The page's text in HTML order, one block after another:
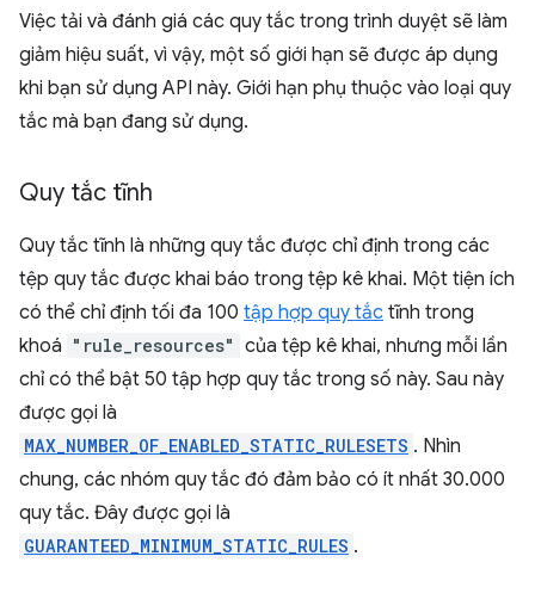
Việc tải và đánh giá các quy tắc trong trình duyệt sẽ làm
giảm hiệu suất, vì vậy, một số giới hạn sẽ được áp dụng
khi bạn sử dụng API này. Giới hạn phụ thuộc vào loại quy
tắc mà bạn đang sử dụng.
Quy tắc tĩnh
Quy tắc tĩnh là những quy tắc được chỉ định trong các
tệp quy tắc được khai báo trong tệp kê khai. Một tiện ích
có thể chỉ định tối đa 100 tập hợp quy tắc tĩnh trong
khoá "rule_resources" của tệp kê khai, nhưng mỗi lần
chỉ có thể bật 50 tập hợp quy tắc trong số này. Sau này
được gọi là
MAX_NUMBER_OF_ENABLED_STATIC_RULESETS . Nhìn
chung, các nhóm quy tắc đó đảm bảo có ít nhất 30.000
quy tắc. Đây được gọi là
GUARANTEED_MINIMUM_STATIC_RULES .